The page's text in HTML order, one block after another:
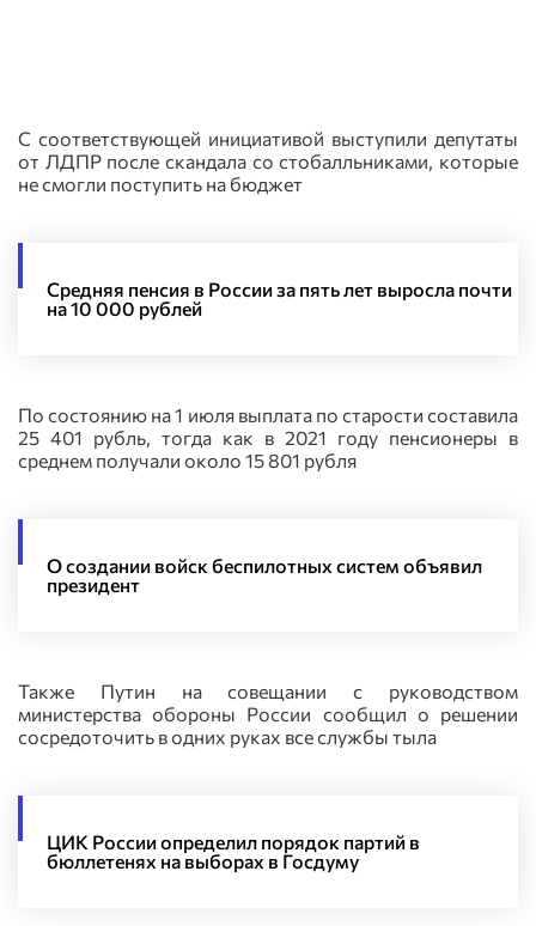
С соответствующей инициативой выступили депутаты
от ЛДПР после скандала со стобалльниками, которые
не смогли поступить на бюджет
Средняя пенсия в России за пять лет выросла почти
на 10 000 рублей
По состоянию на 1 июля выплата по старости составила
25 401 рубль, тогда как в 2021 году пенсионеры в
среднем получали около 15 801 рубля
О создании войск беспилотных систем объявил
президент
Также Путин на совещании с руководством
министерства обороны России сообщил о решении
сосредоточить в одних руках все службы тыла
ЦИК России определил порядок партий в
бюллетенях на выборах в Госдуму